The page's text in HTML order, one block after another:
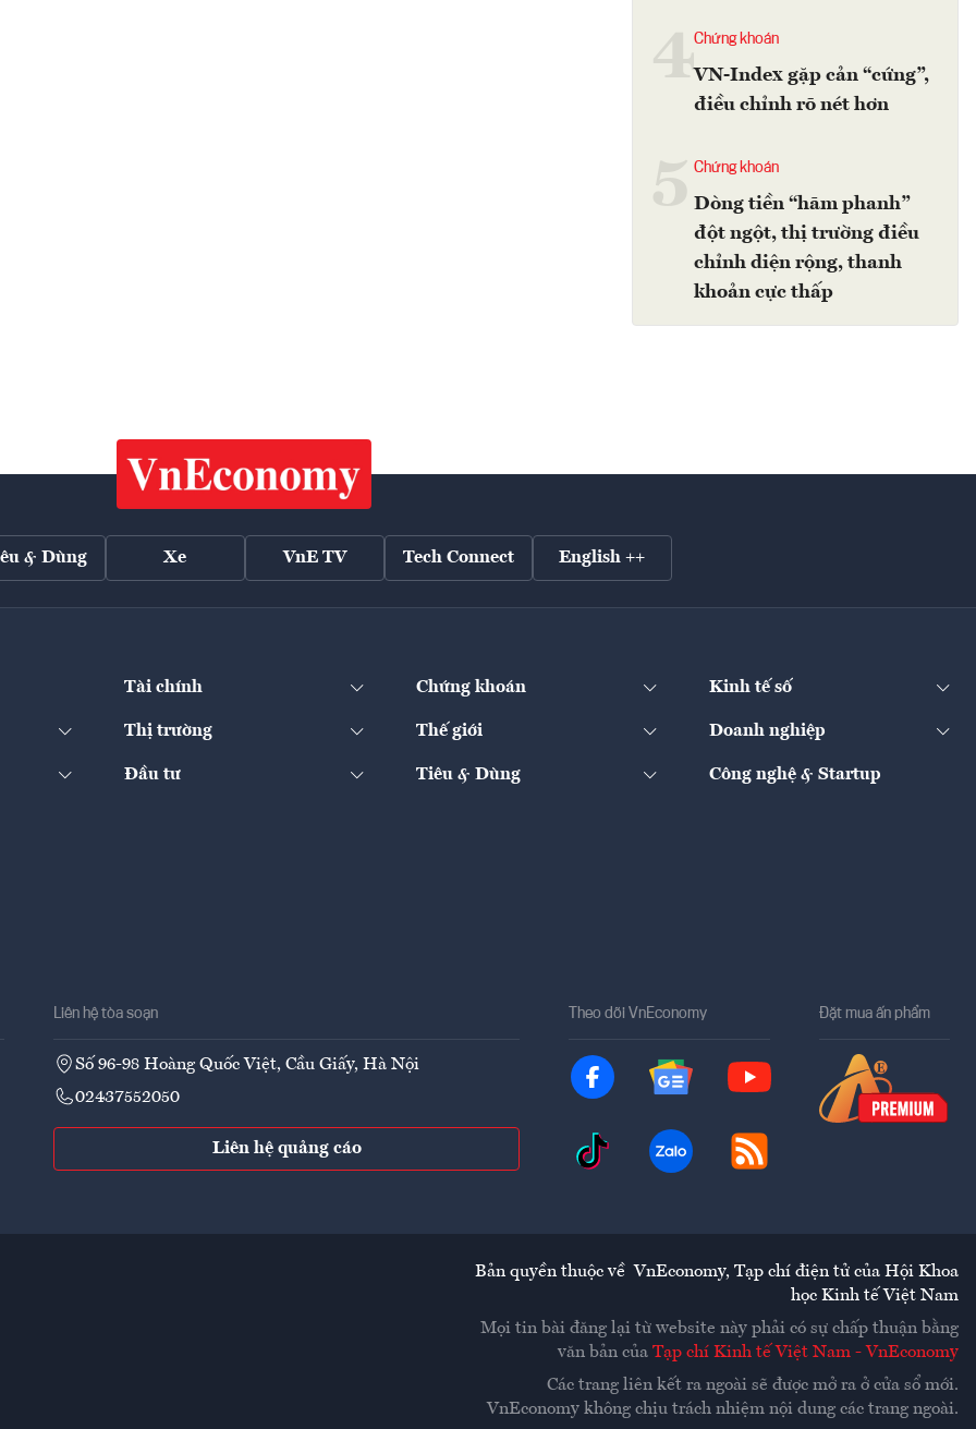
4Chứng khoán
VN-Index gặp cản “cứng”,
điều chỉnh rõ nét hơn
Chứng khoán
Dòng tiền “hãm phanh”
đột ngột, thị trường điều
chỉnh diện rộng, thanh
khoản cực thấp
& Dùng Xe VnE TV Tech Connect English ++
Tài chính Chứng khoán Kinh tế số
Thị trường Thế giới Doanh nghiệp
Đầu tư Tiêu & Dùng Công nghệ & Startup
Liên hệ tòa soạn
Số 96-98 Hoàng Quốc Việt, Cầu Giấy, Hà Nội
02437552050
Liên hệ quảng cáo
Theo dõi VnEconomy Đặt mua ấn phẩm
Bản quyền thuộc về VnEconomy, Tạp chí điện tử của Hội Khoa
học Kinh tế Việt Nam
Mọi tin bài đăng lại từ website này phải có sự chấp thuận bằng
văn bản của Tạp chí Kinh tế Việt Nam - VnEconomy
Các trang liên kết ra ngoài sẽ được mở ra ở cửa sổ mới.
VnEconomy không chịu trách nhiệm nội dung các trang ngoài.